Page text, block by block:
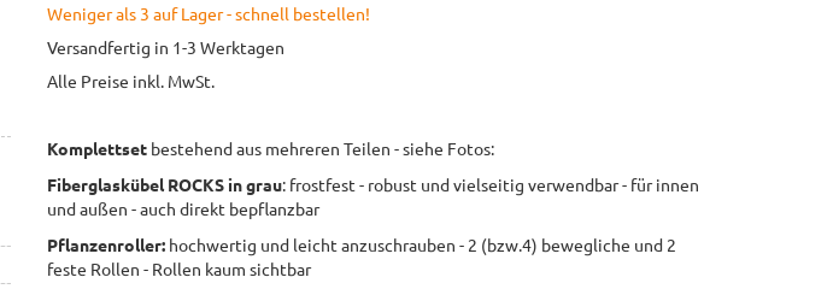
Weniger als 3 auf Lager - schnell bestellen!
Versandfertig in 1-3 Werktagen
Alle Preise inkl. MwSt.
Komplettset bestehend aus mehreren Teilen - siehe Fotos:
Fiberglaskübel ROCKS in grau: frostfest - robust und vielseitig verwendbar - für innen
und außen - auch direkt bepflanzbar
Pflanzenroller: hochwertig und leicht anzuschrauben - 2 (bzw.4) bewegliche und 2
feste Rollen - Rollen kaum sichtbar